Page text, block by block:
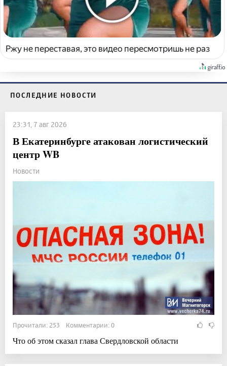
Ржу не переставая, это видео пересмотришь не раз
ПОСЛЕДНИЕ НОВОСТИ
23:31, 7 авг 2026
В Екатеринбурге атакован логистический
центр WB
Новости
Прочитали: 253 Комментарии: 0
Что об этом сказал глава Свердловской области